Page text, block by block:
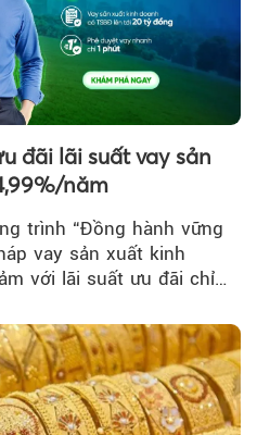
đãi lãi suất vay sản
năm
trình “Đồng hành vững
vay sản xuất kinh
với lãi suất ưu đãi chỉ